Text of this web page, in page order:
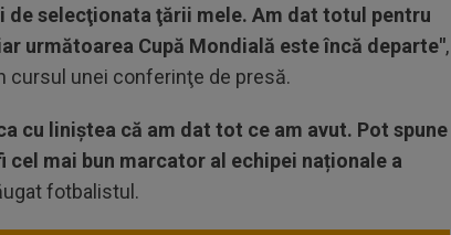
de selecţionata ţării mele. Am dat totul pentru
următoarea Cupă Mondială este încă departe",
cursul unei conferinţe de presă.
cu liniștea că am dat tot ce am avut. Pot spune
mai bun marcator al echipei naționale a
fotbalistul.